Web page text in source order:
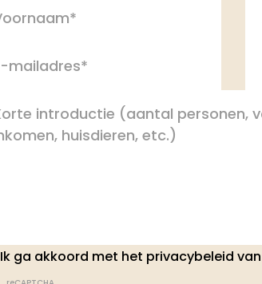
Ik ga akkoord met het privacybeleid